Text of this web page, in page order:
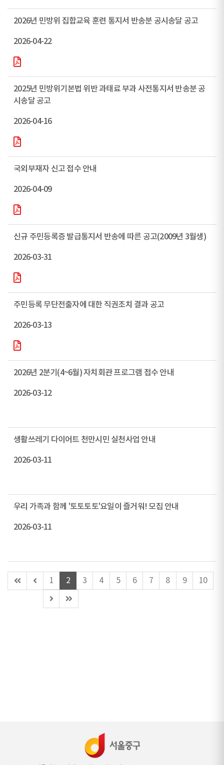
2026년 민방위 집합교육 훈련 통지서 반송분 공시송달 공고
2026-04-22
2025년 민방위기본법 위반 과태료 부과 사전통지서 반송분 공
시송달 공고
2026-04-16
국외부재자 신고 접수 안내
2026-04-09
신규 주민등록증 발급통지서 반송에 따른 공고(2009년 3월생)
2026-03-31
주민등록 무단전출자에 대한 직권조치 결과 공고
2026-03-13
2026년 2분기(4~6월) 자치회관 프로그램 접수 안내
2026-03-12
생활쓰레기 다이어트 천만시민 실천사업 안내
2026-03-11
우리 가족과 함께 '토토토토'요일이 즐거워! 모집 안내
2026-03-11
첫
페
이
전
1 2 3 4 5 6 7 8 9
10
다
음
마
지